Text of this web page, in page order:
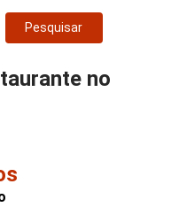
no